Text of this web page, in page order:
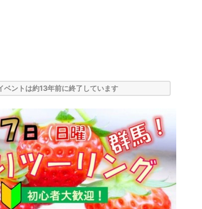
ベントは約13年前に終了しています